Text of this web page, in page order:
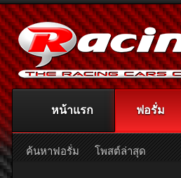
หน้าแรก ฟอรั่ม
ค้นหาฟอรั่ม โพสต์ล่าสุด